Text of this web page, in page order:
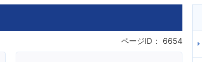
ページID： 6654